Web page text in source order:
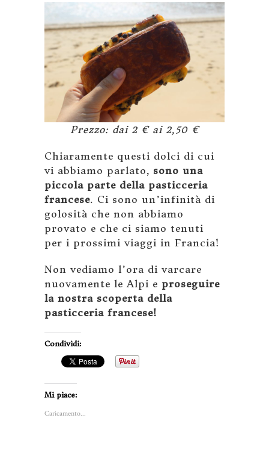
Prezzo: dai 2 € ai 2,50 €
Chiaramente questi dolci di cui
vi abbiamo parlato, sono una
piccola parte della pasticceria
francese. Ci sono un’infinità di
golosità che non abbiamo
provato e che ci siamo tenuti
per i prossimi viaggi in Francia!
Non vediamo l’ora di varcare
nuovamente le Alpi e proseguire
la nostra scoperta della
pasticceria francese!
Condividi:
Mi piace:
Caricamento...